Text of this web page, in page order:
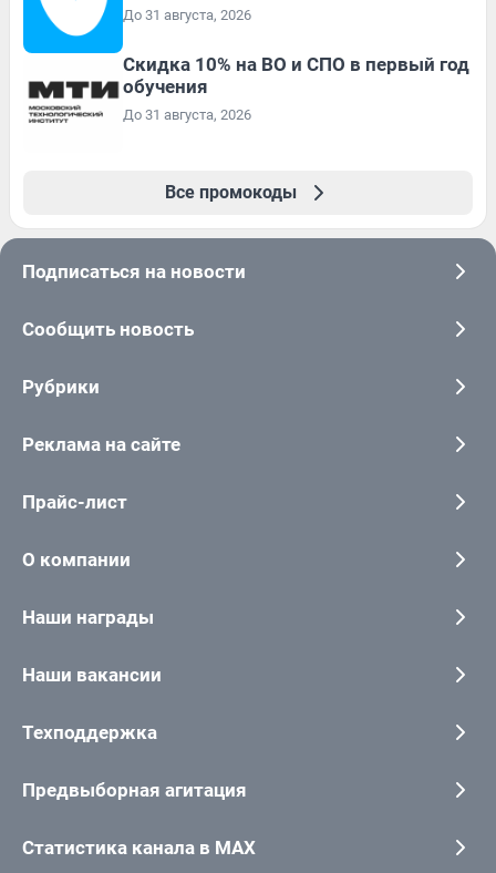
До 31 августа, 2026
Скидка 10% на ВО и СПО в первый год
обучения
До 31 августа, 2026
Все промокоды
Подписаться на новости
Сообщить новость
Рубрики
Реклама на сайте
Прайс-лист
О компании
Наши награды
Наши вакансии
Техподдержка
Предвыборная агитация
Статистика канала в MAX